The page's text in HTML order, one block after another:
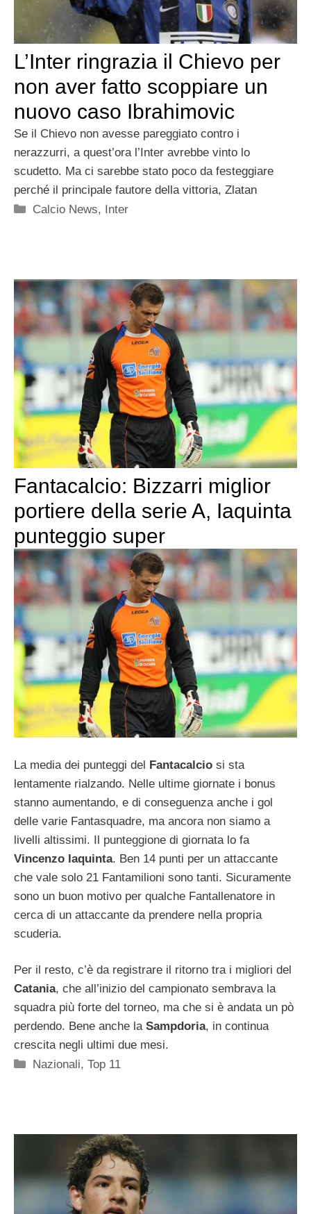
L’Inter ringrazia il Chievo per
non aver fatto scoppiare un
nuovo caso Ibrahimovic
Se il Chievo non avesse pareggiato contro i
nerazzurri, a quest’ora l’Inter avrebbe vinto lo
scudetto. Ma ci sarebbe stato poco da festeggiare
perché il principale fautore della vittoria, Zlatan
Categorie
Calcio News, Inter
Fantacalcio: Bizzarri miglior
portiere della serie A, Iaquinta
punteggio super
La media dei punteggi del Fantacalcio si sta
lentamente rialzando. Nelle ultime giornate i bonus
stanno aumentando, e di conseguenza anche i gol
delle varie Fantasquadre, ma ancora non siamo a
livelli altissimi. Il punteggione di giornata lo fa
Vincenzo Iaquinta. Ben 14 punti per un attaccante
che vale solo 21 Fantamilioni sono tanti. Sicuramente
sono un buon motivo per qualche Fantallenatore in
cerca di un attaccante da prendere nella propria
scuderia.
Per il resto, c’è da registrare il ritorno tra i migliori del
Catania, che all’inizio del campionato sembrava la
squadra più forte del torneo, ma che si è andata un pò
perdendo. Bene anche la Sampdoria, in continua
crescita negli ultimi due mesi.
Categorie
Nazionali,Top 11